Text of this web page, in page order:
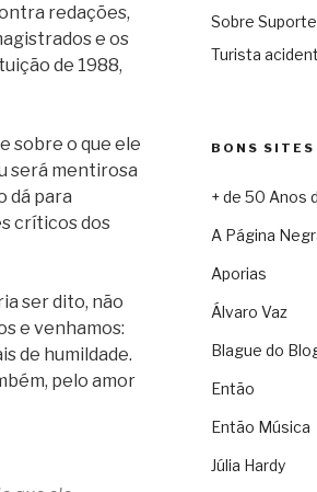
redações,
e os
de 1988,
sobre o que ele
será mentirosa
dá para
críticos dos
ser dito, não
e venhamos:
de humildade.
pelo amor
Sobre
Turista
BONS SITES
+ de 50 Anos
A Página
Aporias
Álvaro Vaz
Blague do
Então
Então Música
Júlia Hardy